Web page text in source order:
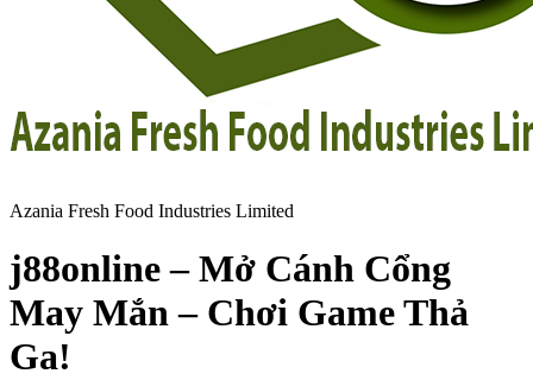
Azania Fresh Food Industries Limited
j88online – Mở Cánh Cổng
May Mắn – Chơi Game Thả
Ga!